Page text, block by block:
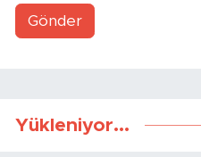
Gönder
Yükleniyor...